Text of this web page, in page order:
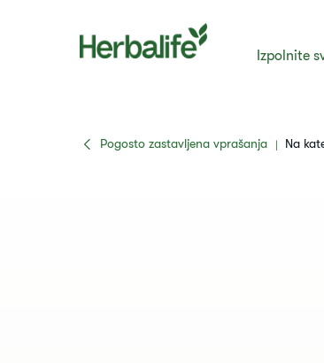
Izpolnite
Pogosto zastavljena vprašanja | Na